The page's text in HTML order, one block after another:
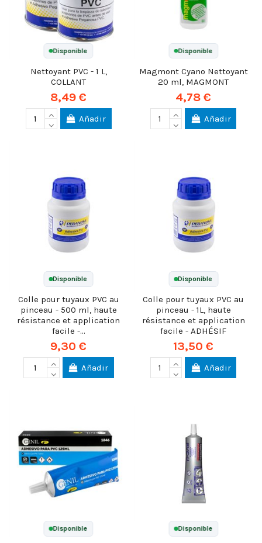
Disponible
Nettoyant PVC - 1 L,
COLLANT
8,49 €
Añadir
Disponible
Magmont Cyano Nettoyant
20 ml, MAGMONT
4,78 €
Añadir
Disponible
Colle pour tuyaux PVC au
pinceau - 500 ml, haute
résistance et application
facile -...
9,30 €
Añadir
Disponible
Colle pour tuyaux PVC au
pinceau - 1L, haute
résistance et application
facile - ADHÉSIF
13,50 €
Añadir
Disponible Disponible